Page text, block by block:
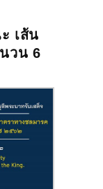
เส้น
วน 6